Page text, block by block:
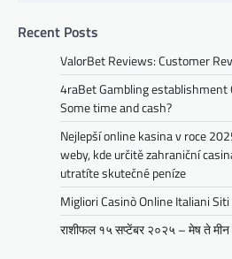
Recent Posts
ValorBet Reviews: Customer
4raBet Gambling establishment
Some time and cash?
Nejlepší online kasina v roce
weby, kde určitě zahraniční
utratíte skutečné peníze
Migliori Casinò Online Italiani
राशीफल १५ सप्टेंबर २०२५ – मेष ते मीन